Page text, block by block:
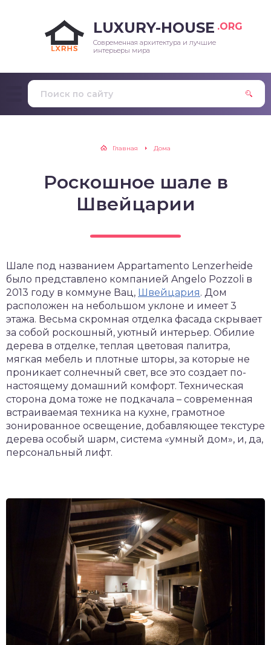
LUXURY-HOUSE .ORG
Современная архитектура и лучшие
интерьеры мира
Главная Дома
Роскошное шале в
Швейцарии
Шале под названием Appartamento Lenzerheide
было представлено компанией Angelo Pozzoli в
2013 году в коммуне Вац, Швейцария. Дом
расположен на небольшом уклоне и имеет 3
этажа. Весьма скромная отделка фасада скрывает
за собой роскошный, уютный интерьер. Обилие
дерева в отделке, теплая цветовая палитра,
мягкая мебель и плотные шторы, за которые не
проникает солнечный свет, все это создает по-
настоящему домашний комфорт. Техническая
сторона дома тоже не подкачала – современная
встраиваемая техника на кухне, грамотное
зонированное освещение, добавляющее текстуре
дерева особый шарм, система «умный дом», и, да,
персональный лифт.